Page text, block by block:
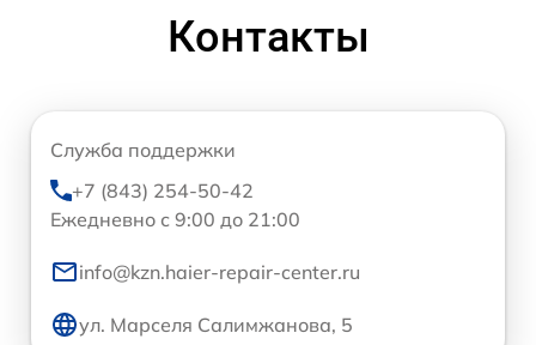
Контакты
Служба поддержки
+7 (843) 254-50-42
Ежедневно с 9:00 до 21:00
info@kzn.haier-repair-center.ru
ул. Марселя Салимжанова, 5